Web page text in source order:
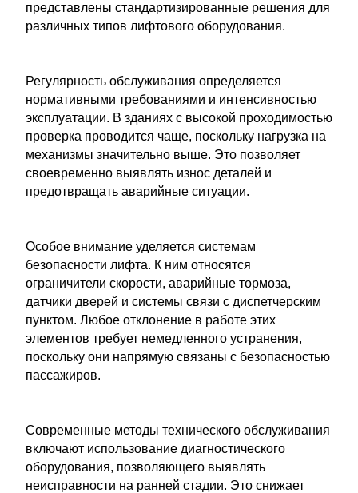
представлены стандартизированные решения для
различных типов лифтового оборудования.
Регулярность обслуживания определяется
нормативными требованиями и интенсивностью
эксплуатации. В зданиях с высокой проходимостью
проверка проводится чаще, поскольку нагрузка на
механизмы значительно выше. Это позволяет
своевременно выявлять износ деталей и
предотвращать аварийные ситуации.
Особое внимание уделяется системам
безопасности лифта. К ним относятся
ограничители скорости, аварийные тормоза,
датчики дверей и системы связи с диспетчерским
пунктом. Любое отклонение в работе этих
элементов требует немедленного устранения,
поскольку они напрямую связаны с безопасностью
пассажиров.
Современные методы технического обслуживания
включают использование диагностического
оборудования, позволяющего выявлять
неисправности на ранней стадии. Это снижает